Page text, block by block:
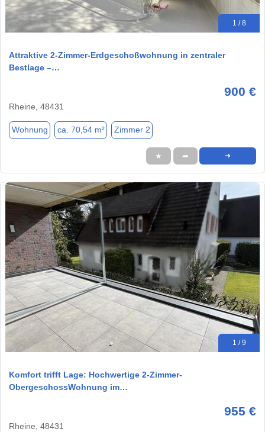
1 / 8
Attraktive 2-Zimmer-Erdgeschoßwohnung in zentraler
Bestlage –…
900 €
Rheine, 48431
Wohnung ca. 70,54 m² Zimmer 2
★ ➦ ➜
1 / 9
Komfort trifft Lage: Hochwertige 2-Zimmer-
ObergeschossWohnung im…
955 €
Rheine, 48431